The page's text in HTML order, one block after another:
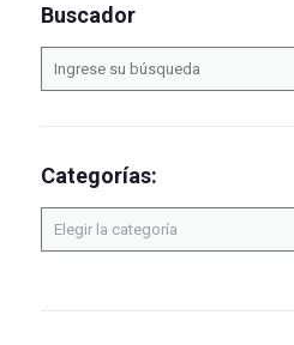
Buscador
Categorías: